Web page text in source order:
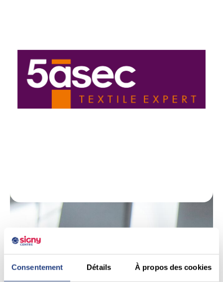
Consentement Détails À propos des cookies